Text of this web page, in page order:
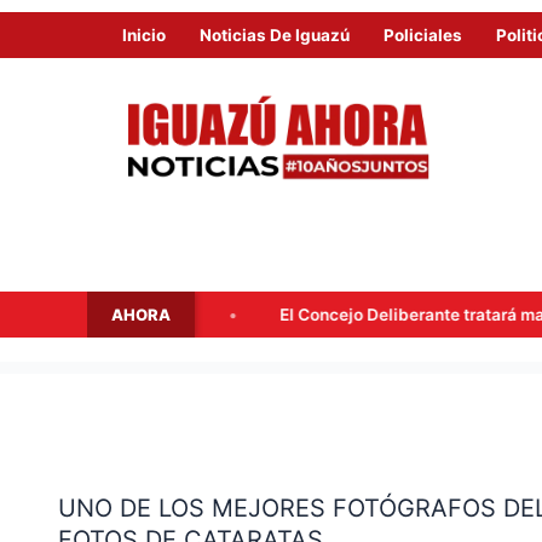
Inicio Noticias De Iguazú Policiales
AHORA
El Concejo Deliberante tratará mañana la adhesión a los
UNO DE LOS MEJORES FOTÓGRAFOS
LOS